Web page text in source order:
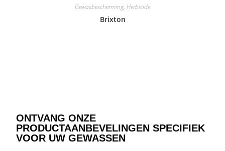
Gewasbescherming, Herbicide
Brixton
ONTVANG ONZE
PRODUCTAANBEVELINGEN SPECIFIEK
VOOR UW GEWASSEN